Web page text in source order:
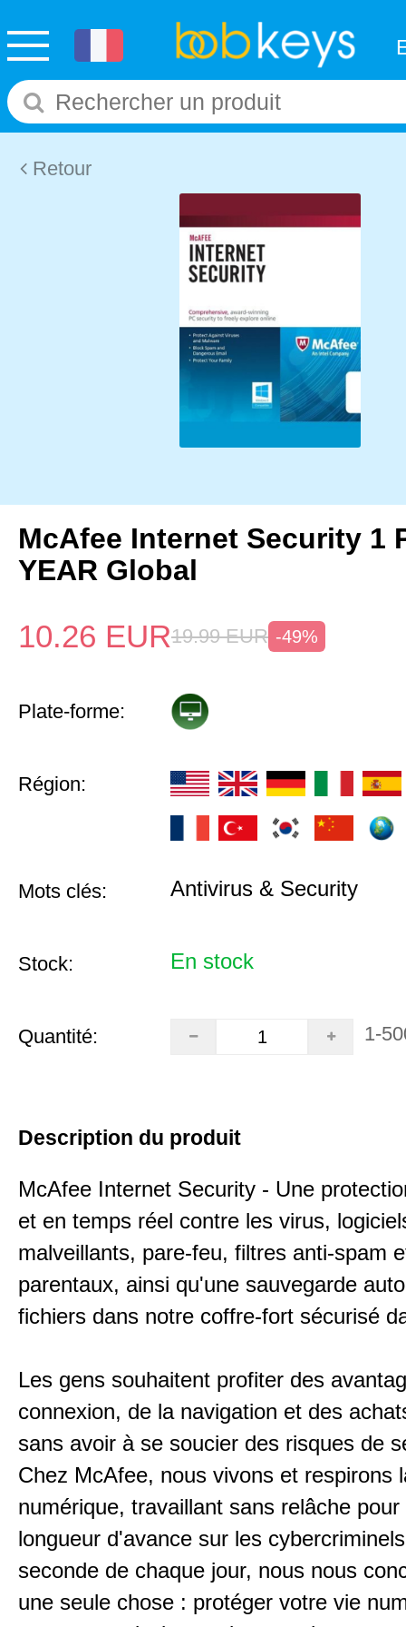
Retour
McAfee Internet Security 1
YEAR Global
10.26 EUR19.99 EUR -49%
Plate-forme:
Région:
Mots clés: Antivirus & Security
Stock: En stock
Quantité: 1-
Description du produit
McAfee Internet Security - Une
et en temps réel contre les virus,
malveillants, pare-feu, filtres anti-spam
parentaux, ainsi qu'une sauvegarde
fichiers dans notre coffre-fort sécurisé
Les gens souhaitent profiter des
connexion, de la navigation et des
sans avoir à se soucier des risques de
Chez McAfee, nous vivons et respirons
numérique, travaillant sans relâche
longueur d'avance sur les
seconde de chaque jour, nous nous
une seule chose : protéger votre vie